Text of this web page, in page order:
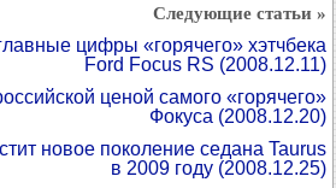
Следующие статьи »
цифры «горячего» хэтчбека
Ford Focus RS (2008.12.11)
ценой самого «горячего»
Фокуса (2008.12.20)
новое поколение седана Taurus
в 2009 году (2008.12.25)